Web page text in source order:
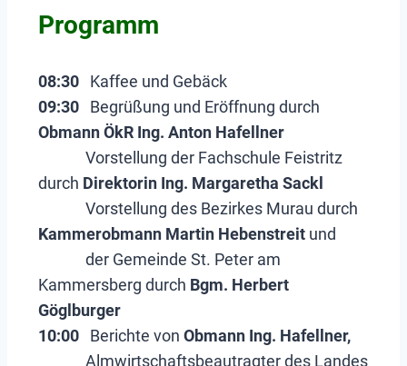
Programm
08:30 Kaffee und Gebäck
09:30 Begrüßung und Eröffnung durch
Obmann ÖkR Ing. Anton Hafellner
Vorstellung der Fachschule Feistritz
durch Direktorin Ing. Margaretha Sackl
Vorstellung des Bezirkes Murau durch
Kammerobmann Martin Hebenstreit und
der Gemeinde St. Peter am
Kammersberg durch Bgm. Herbert
Göglburger
10:00 Berichte von Obmann Ing. Hafellner,
Almwirtschaftsbeautragter des Landes